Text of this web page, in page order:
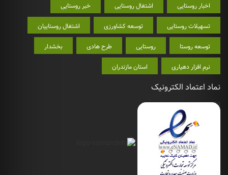
اخبار روستایی اشتغال روستایی خبر روستایی
تسهیلات روستایی توسعه کشاورزی اشتغال روستاییان
توسعه روستا روستایی طرح هادی بخشدار
نرم افزار دهیاری استان مازندران
نماد اعتماد الکترونیک